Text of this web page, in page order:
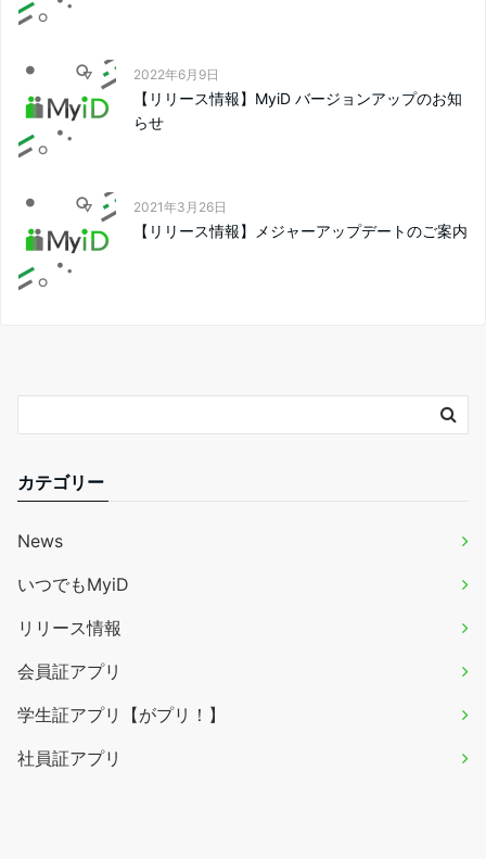
2022年6月9日
【リリース情報】MyiD バージョンアップのお知
らせ
2021年3月26日
【リリース情報】メジャーアップデートのご案内
カテゴリー
News
いつでもMyiD
リリース情報
会員証アプリ
学生証アプリ【がプリ！】
社員証アプリ